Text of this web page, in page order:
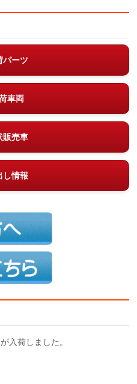
パーツ
車両
販売車
し情報
入荷しました。